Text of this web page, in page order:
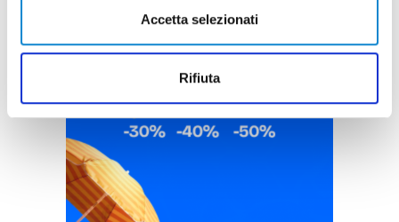
Accetta selezionati
Rifiuta